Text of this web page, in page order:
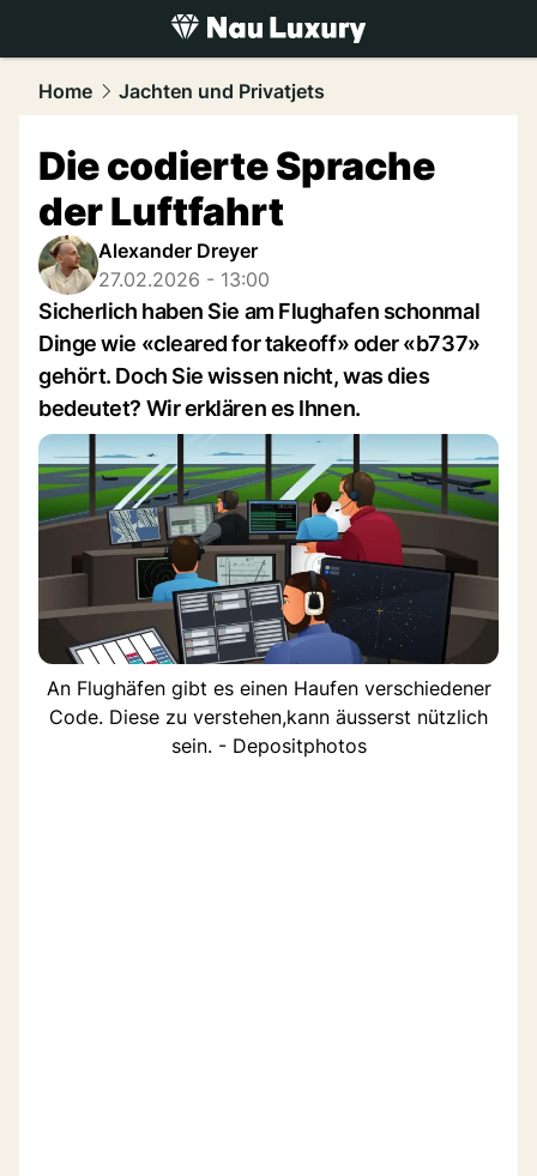
luxury.NAU.ch
Home Jachten und Privatjets
Die codierte Sprache
der Luftfahrt
Alexander Dreyer
27.02.2026 - 13:00
Sicherlich haben Sie am Flughafen schonmal
Dinge wie «cleared for takeoff» oder «b737»
gehört. Doch Sie wissen nicht, was dies
bedeutet? Wir erklären es Ihnen.
An Flughäfen gibt es einen Haufen verschiedener
Code. Diese zu verstehen,kann äusserst nützlich
sein. - Depositphotos